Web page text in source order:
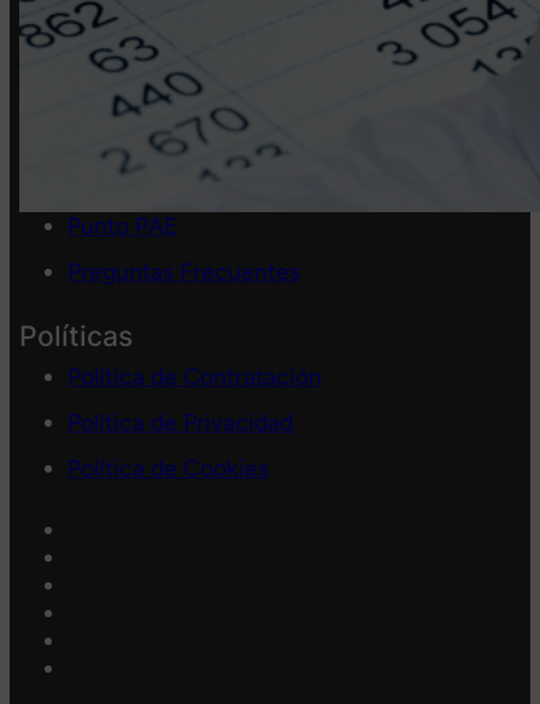
Asesoría On Pro
Nosotros
Punto PAE
Preguntas Frecuentes
Políticas
Política de Contratación
Política de Privacidad
Política de Cookies